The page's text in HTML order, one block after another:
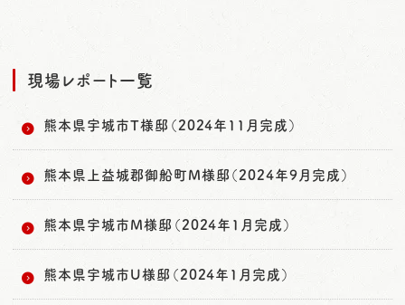
現場レポート一覧
熊本県宇城市T様邸（2024年11月完成）
熊本県上益城郡御船町M様邸（2024年9月完成）
熊本県宇城市M様邸（2024年1月完成）
熊本県宇城市U様邸（2024年1月完成）